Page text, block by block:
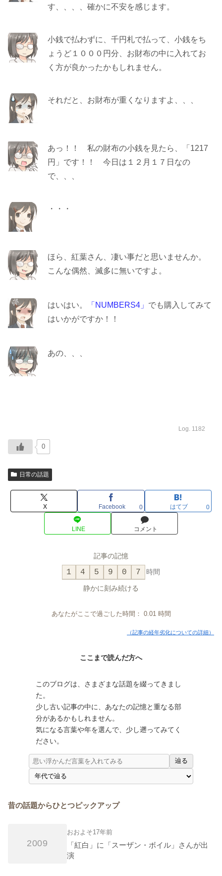
す、、、、確かに不安を感じます。
小銭で払わずに、千円札で払って、小銭をち
ょうど１０００円分、お財布の中に入れてお
く方が良かったかもしれません。
それだと、お財布が重くなりますよ、、、
あっ！！ 私の財布の小銭を見たら、「1217
円」です！！ 今日は１２月１７日なの
で、、、
・・・
ほら、紅葉さん、凄い事だと思いませんか。
こんな偶然、滅多に無いですよ。
はいはい。 「NUMBERS4」 でも購入してみて
はいかがですか！！
あの、、、
Log. 1182
0
日常の話題
X Facebook 0 はてブ 0
LINE コメント
記事の記憶
1 4 5 9 0 7 時間
静かに刻み続ける
あなたがここで過ごした時間： 0.01時間
（記事の経年劣化についての詳細）
ここまで読んだ方へ
このブログは、さまざまな話題を綴ってきまし
た。
少し古い記事の中に、あなたの記憶と重なる部
分があるかもしれません。
気になる言葉や年を選んで、少し遡ってみてく
ださい。
辿る
昔の話題からひとつピックアップ
2009
おおよそ17年前
「紅白」に「スーザン・ボイル」さんが出
演